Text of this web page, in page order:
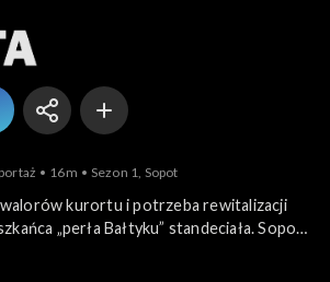
16m Sezon 1, Sopot
kurortu i potrzeba rewitalizacji
„perła Bałtyku” standeciała. Sopot
w Zatoce Gdańskiej brudna, a nadmorski